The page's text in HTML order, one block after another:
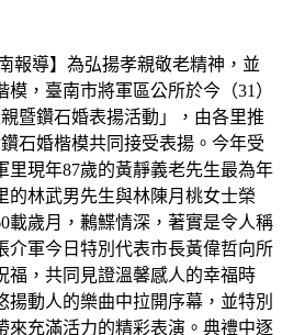
報導】為弘揚孝親敬老精神，並
，臺南市將軍區公所於今（31）
暨鑽石婚表揚活動」，由各里推
石婚楷模共同接受表揚。今年受
里現年87歲的黃靜義老先生最為年
的林武男先生與林陳月桃女士榮
載歲月，鶼鰈情深，著實是令人稱
介軍今日特別代表市長黃偉哲向所
福，共同見證溫馨感人的幸福時
動人的樂曲中拉開序幕，並特別
來充滿活力的精彩表演。典禮中逐